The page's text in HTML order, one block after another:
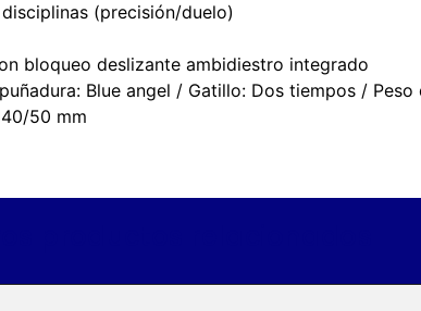
(precisión/duelo)
bloqueo deslizante ambidiestro integrado
Blue angel / Gatillo: Dos tiempos /
50 mm